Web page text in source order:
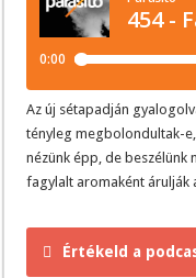
Az új sétapadján
tényleg megbolondultak-
nézünk épp, de beszélünk
fagylalt aromaként árulják
Értékeld a